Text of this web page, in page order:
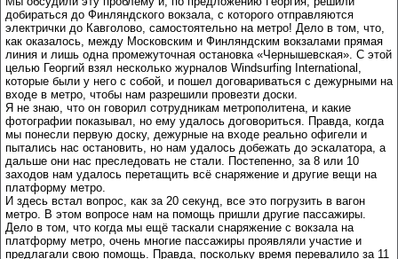
добираться до Финляндского вокзала, с которого отправляются
электрички до Кавголово, самостоятельно на метро! Дело в том, что,
как оказалось, между Московским и Финляндским вокзалами прямая
линия и лишь одна промежуточная остановка «Чернышевская». С этой
целью Георгий взял несколько журналов Windsurfing International,
которые были у него с собой, и пошел договариваться с дежурными на
входе в метро, чтобы нам разрешили провезти доски.
Я не знаю, что он говорил сотрудникам метрополитена, и какие
фотографии показывал, но ему удалось договориться. Правда, когда
мы понесли первую доску, дежурные на входе реально офигели и
пытались нас остановить, но нам удалось добежать до эскалатора, а
дальше они нас преследовать не стали. Постепенно, за 8 или 10
заходов нам удалось перетащить всё снаряжение и другие вещи на
платформу метро.
И здесь встал вопрос, как за 20 секунд, все это погрузить в вагон
метро. В этом вопросе нам на помощь пришли другие пассажиры.
Дело в том, что когда мы ещё таскали снаряжение с вокзала на
платформу метро, очень многие пассажиры проявляли участие и
предлагали свою помощь. Правда, поскольку время перевалило за 11